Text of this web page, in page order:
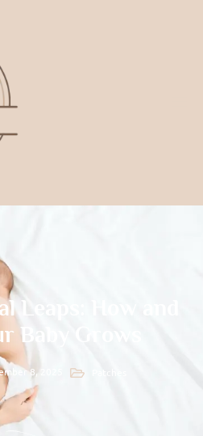
Leaps: How and
Baby Grows
8, 2025